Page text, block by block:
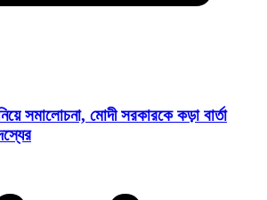
সমালোচনা, মোদী সরকারকে কড়া বার্তা